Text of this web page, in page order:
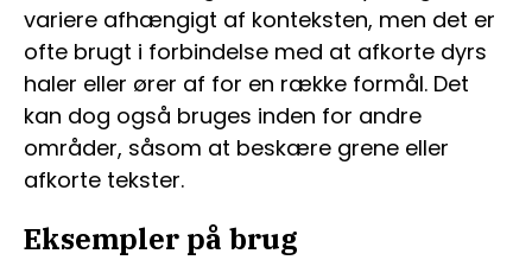
variere afhængigt af konteksten, men det er
ofte brugt i forbindelse med at afkorte dyrs
haler eller ører af for en række formål. Det
kan dog også bruges inden for andre
områder, såsom at beskære grene eller
afkorte tekster.
Eksempler på brug